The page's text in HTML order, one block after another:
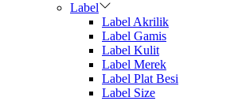
Label
Label Akrilik
Label Gamis
Label Kulit
Label Merek
Label Plat Besi
Label Size